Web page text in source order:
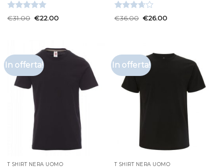
Valutato
€31.00 €22.00
Valutato
€36.00 €26.00
In offerta!
T SHIRT NERA UOMO
In offerta!
T SHIRT NERA UOMO